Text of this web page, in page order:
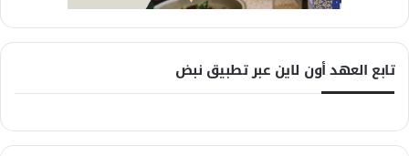
تابع العهد أون لاين عبر تطبيق نبض